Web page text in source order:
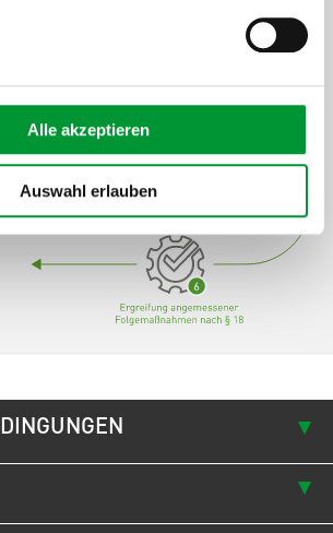
Alle akzeptieren
Auswahl erlauben